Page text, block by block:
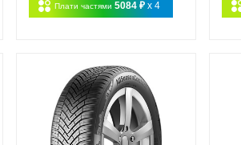
Плати частями 5084 ₽ x 4